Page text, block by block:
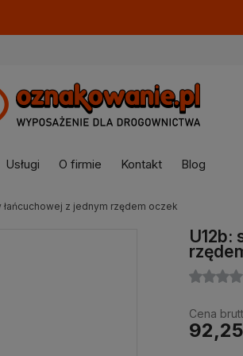
Usługi O firmie Kontakt Blog
z jednym rzędem oczek
U12b:
Cena